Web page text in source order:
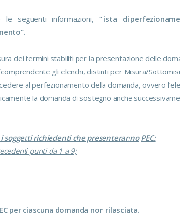
le seguenti informazioni, “lista di
dei termini stabiliti per la presentazione delle
comprendente gli elenchi, distinti per Misura/
al perfezionamento della domanda, ovvero
la domanda di sostegno anche
richiedenti che presenteranno PEC:
punti da 1 a 9;
per ciascuna domanda non rilasciata.